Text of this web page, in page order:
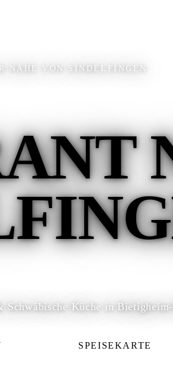
NÄHE VON SINDELFINGEN
Küche in
SPEISEKARTE